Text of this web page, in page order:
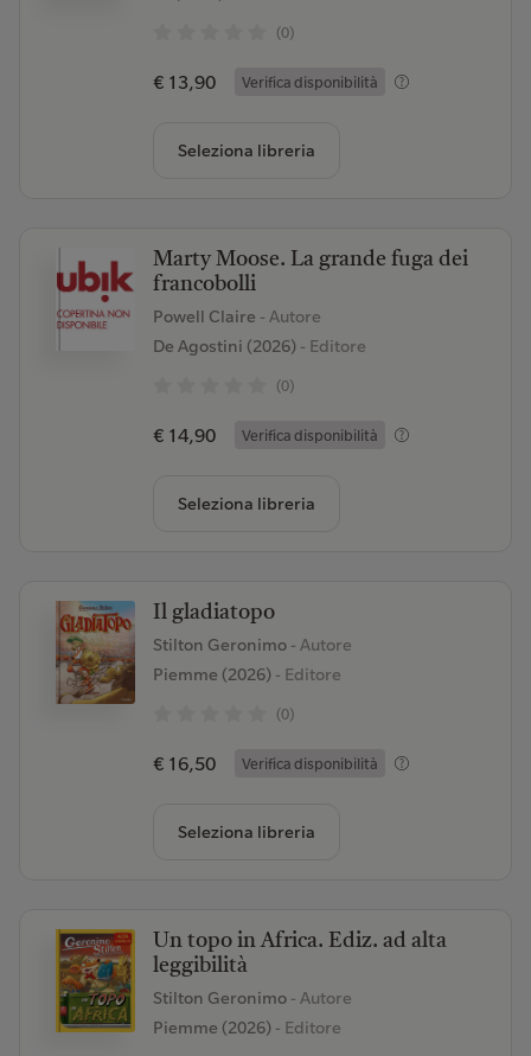
(0)
€ 13,90 Verifica disponibilità
Seleziona libreria
Marty Moose. La grande fuga dei
francobolli
Powell Claire - Autore
De Agostini (2026)- Editore
(0)
€ 14,90 Verifica disponibilità
Seleziona libreria
Il gladiatopo
Stilton Geronimo - Autore
Piemme (2026)- Editore
(0)
€ 16,50 Verifica disponibilità
Seleziona libreria
Un topo in Africa. Ediz. ad alta
leggibilità
Stilton Geronimo - Autore
Piemme (2026)- Editore